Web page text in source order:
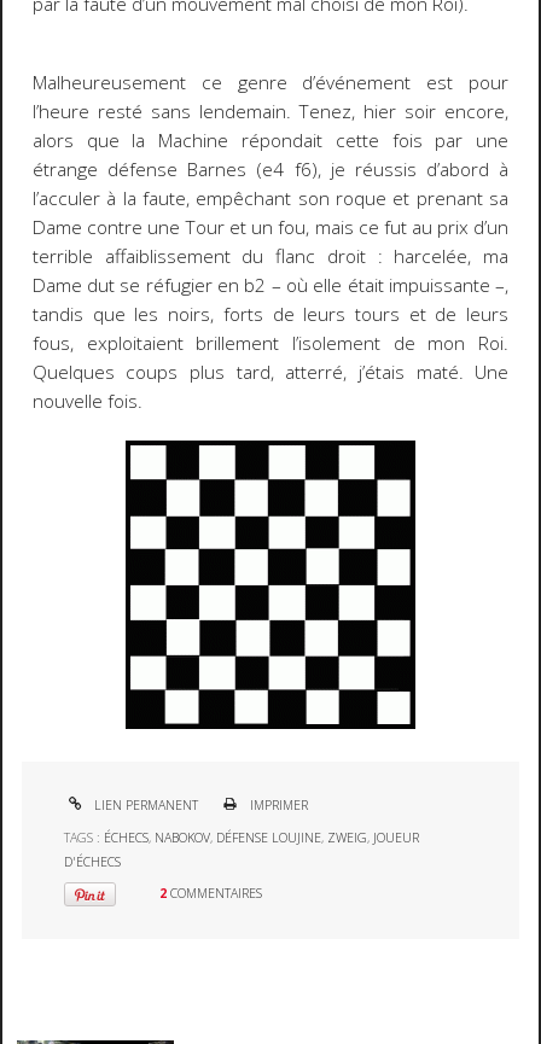
Malheureusement ce genre d’événement est pour
l’heure resté sans lendemain. Tenez, hier soir encore,
alors que la Machine répondait cette fois par une
étrange défense Barnes (e4 f6), je réussis d’abord à
l’acculer à la faute, empêchant son roque et prenant sa
Dame contre une Tour et un fou, mais ce fut au prix d’un
terrible affaiblissement du flanc droit : harcelée, ma
Dame dut se réfugier en b2 – où elle était impuissante –,
tandis que les noirs, forts de leurs tours et de leurs
fous, exploitaient brillement l’isolement de mon Roi.
Quelques coups plus tard, atterré, j’étais maté. Une
nouvelle fois.
LIEN PERMANENT
IMPRIMER
TAGS : ÉCHECS, NABOKOV, DÉFENSE LOUJINE, ZWEIG, JOUEUR
D'ÉCHECS
2 COMMENTAIRES